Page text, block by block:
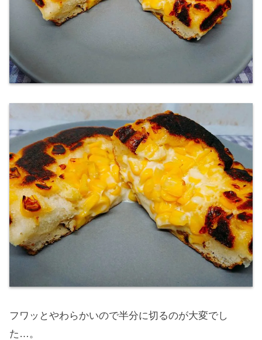
フワッとやわらかいので半分に切るのが大変でし
た…。